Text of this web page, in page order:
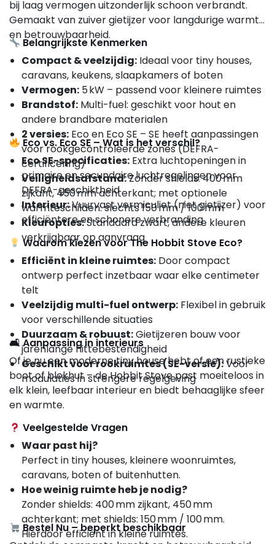
bij laag vermogen uitzonderlijk schoon verbrandt.
Gemaakt van zuiver gietijzer voor langdurige warmte
en betrouwbaarheid.
Belangrijkste Kenmerken
Compact & veelzijdig: Ideaal voor tiny houses,
caravans, keukens, slaapkamers of boten
Vermogen: 5 kW – passend voor kleinere ruimtes
Brandstof: Multi-fuel: geschikt voor hout en
andere brandbare materialen
2 versies: Eco en Eco SE – SE heeft aanpassingen
voor rookgecontroleerde zones (DEFRA-
certificering)
Veiligheidsafstand:Zonder shields: 400 mm
zijkant, 450 mm achterkant; met optionele
warmteschilden: slechts 150 mm / 100 mm
Kleuropties:Standaard zwart, andere kleuren
verkrijgbaar op aanvraag
Eco vs. Eco SE – Wat is het verschil?
Eco SE-specificaties: Extra luchtopeningen in
primaire en secundaire luchtregelingen voor
DEFRA-geschiktheid
Interieur:Vuurvast vermiculiet (niet gietijzer) voor
efficiëntere en schonere verbranding
Waarom kiezen voor The Hobbit Stove Eco?
Efficiënt in kleine ruimtes: Door compact
ontwerp perfect inzetbaar waar elke centimeter
telt
Veelzijdig multi-fuel ontwerp: Flexibel in gebruik
voor verschillende situaties
Duurzaam & robuust:Gietijzeren bouw voor
jarenlange hittebestendigheid
Geschikt voor rookruimtes (SE-versie):Voor
modulaties in strengere regelgeving
🛋 Aanpassing in interieurs
Of je nu een moderne tiny house hebt of een rustieke
boot of blokhut – de Hobbit Stove past moeiteloos in
elk klein, leefbaar interieur en biedt behaaglijke sfeer
en warmte.
Veelgestelde Vragen
Waar past hij?
Perfect in tiny houses, kleinere woonruimtes,
caravans, boten of buitenhutten.
Hoe weinig ruimte heb je nodig?
Zonder shields: 400 mm zijkant, 450 mm
achterkant; met shields: 150 mm / 100 mm.
Hierdoor efficiënt in kleine ruimtes.
Bestel Nu – beperkt beschikbaar